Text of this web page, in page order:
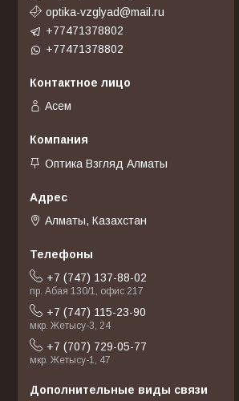
optika-vzglyad@mail.ru
+77471378802
+77471378802
Асем
Оптика Взгляд Алматы
Алматы, Казахстан
+7 (747) 137-88-02
пр. Абая 130/1, офис 217
+7 (747) 115-23-90
мкр. Жетысу-3, 24
+7 (707) 729-05-77
мкр. Жетысу-1, 47